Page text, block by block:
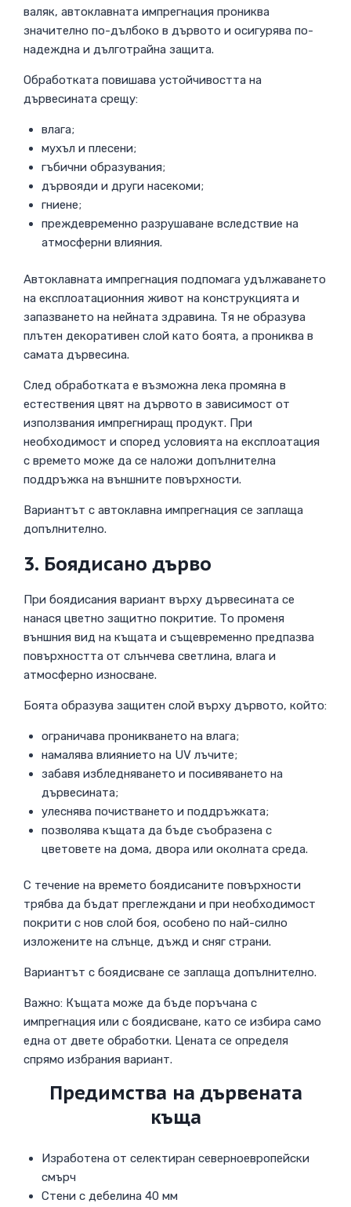
валяк, автоклавната импрегнация прониква
значително по-дълбоко в дървото и осигурява по-
надеждна и дълготрайна защита.
Обработката повишава устойчивостта на
дървесината срещу:
влага;
мухъл и плесени;
гъбични образувания;
дървояди и други насекоми;
гниене;
преждевременно разрушаване вследствие на
атмосферни влияния.
Автоклавната импрегнация подпомага удължаването
на експлоатационния живот на конструкцията и
запазването на нейната здравина. Тя не образува
плътен декоративен слой като боята, а прониква в
самата дървесина.
След обработката е възможна лека промяна в
естествения цвят на дървото в зависимост от
използвания импрегниращ продукт. При
необходимост и според условията на експлоатация
с времето може да се наложи допълнителна
поддръжка на външните повърхности.
Вариантът с автоклавна импрегнация се заплаща
допълнително.
3. Боядисано дърво
При боядисания вариант върху дървесината се
нанася цветно защитно покритие. То променя
външния вид на къщата и същевременно предпазва
повърхността от слънчева светлина, влага и
атмосферно износване.
Боята образува защитен слой върху дървото, който:
ограничава проникването на влага;
намалява влиянието на UV лъчите;
забавя избледняването и посивяването на
дървесината;
улеснява почистването и поддръжката;
позволява къщата да бъде съобразена с
цветовете на дома, двора или околната среда.
С течение на времето боядисаните повърхности
трябва да бъдат преглеждани и при необходимост
покрити с нов слой боя, особено по най-силно
изложените на слънце, дъжд и сняг страни.
Вариантът с боядисване се заплаща допълнително.
Важно: Къщата може да бъде поръчана с
импрегнация или с боядисване, като се избира само
една от двете обработки. Цената се определя
спрямо избрания вариант.
Предимства на дървената
къща
Изработена от селектиран северноевропейски
смърч
Стени с дебелина 40 мм